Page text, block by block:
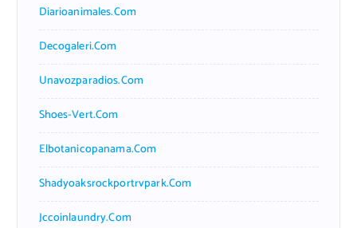
Diarioanimales.com
Decogaleri.com
Unavozparadios.com
Shoes-Vert.com
Elbotanicopanama.com
Shadyoaksrockportrvpark.com
Jccoinlaundry.com